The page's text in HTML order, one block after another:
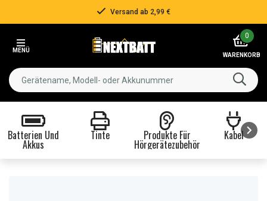
Versand ab 2,99 €
MENÜ
0
WARENKORB
Batterien Und
Akkus
Tinte Produkte Für
Hörgerätezubehör
Kabel